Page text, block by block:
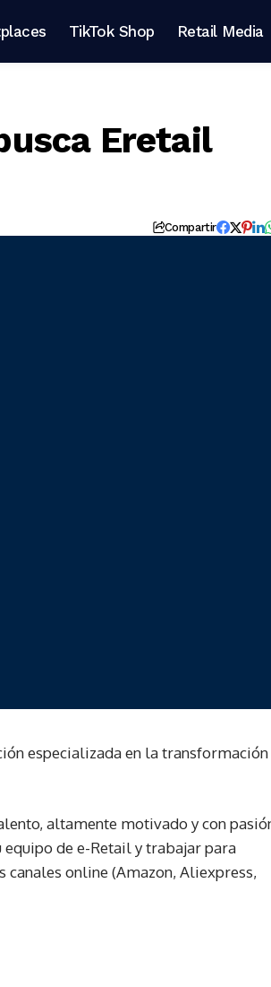
TikTok Shop Retail Media
Eretail
Compartir
especializada en la transformación
altamente motivado y con
de e-Retail y trabajar para
canales online (Amazon, Aliexpress,